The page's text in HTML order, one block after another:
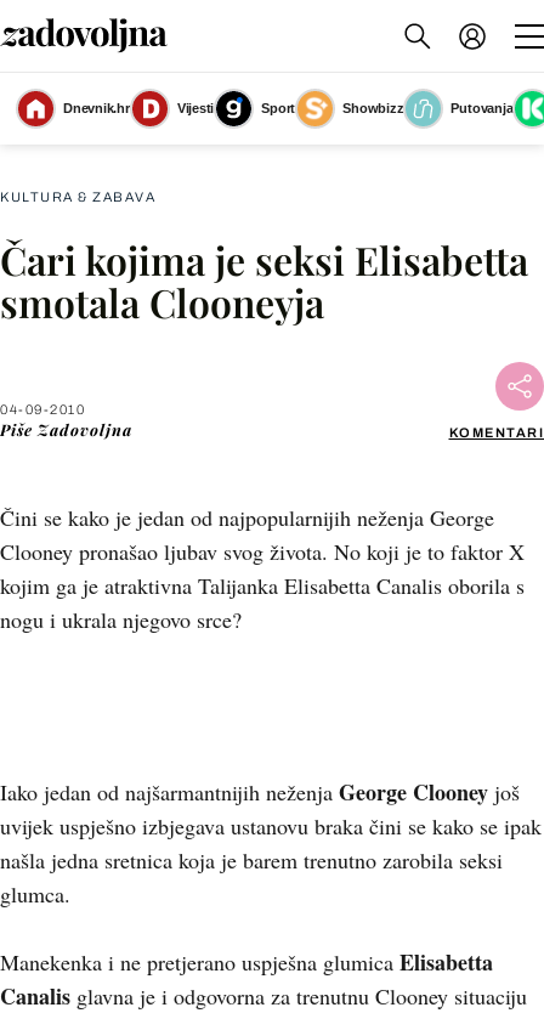
Dnevnik.hr Vijesti Sport Showbizz
Putovanja
Slika nije dostupna
KULTURA & ZABAVA
Čari kojima je seksi Elisabetta
smotala Clooneyja
04-09-2010
Piše Zadovoljna KOMENTARI
Čini se kako je jedan od najpopularnijih neženja George
Clooney pronašao ljubav svog života. No koji je to faktor X
kojim ga je atraktivna Talijanka Elisabetta Canalis oborila s
nogu i ukrala njegovo srce?
Facebook
Iako jedan od najšarmantnijih neženja George Clooney još
uvijek uspješno izbjegava ustanovu braka čini se kako se ipak
našla jedna sretnica koja je barem trenutno zarobila seksi
glumca.
Manekenka i ne pretjerano uspješna glumica Elisabetta
Canalis glavna je i odgovorna za trenutnu Clooney situaciju